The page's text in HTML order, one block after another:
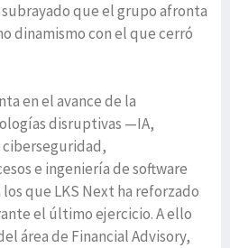
que el grupo afronta
dinamismo con el que cerró
en el avance de la
disruptivas —IA,
e ingeniería de software
que LKS Next ha reforzado
el último ejercicio. A ello
área de Financial Advisory,